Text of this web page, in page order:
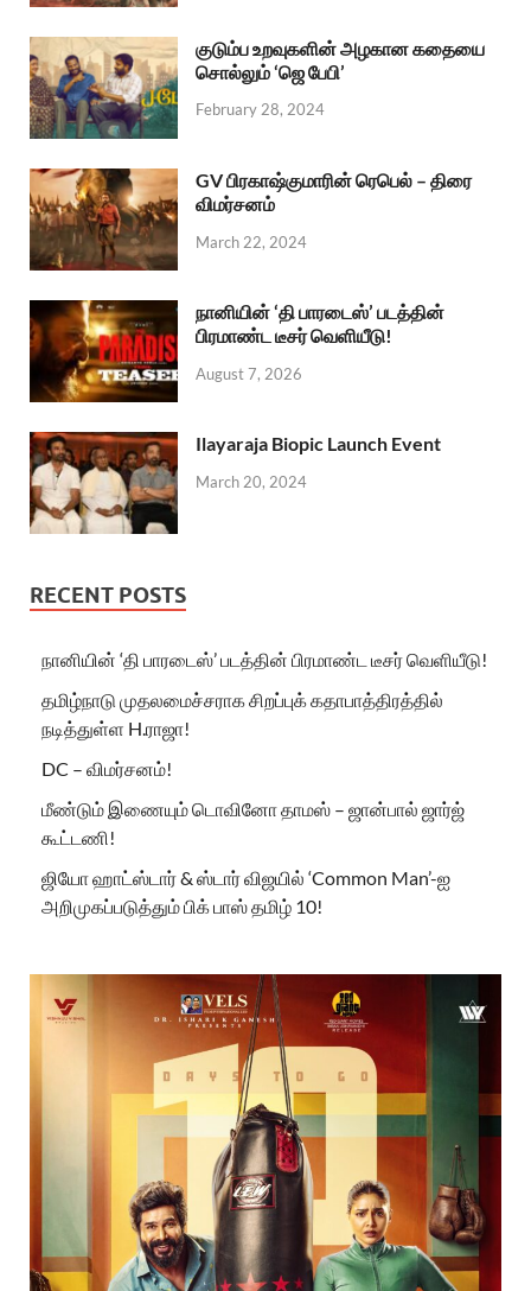
குடும்ப உறவுகளின் அழகான கதையை
சொல்லும் ‘ஜெ பேபி’
February 28, 2024
GV பிரகாஷ்குமாரின் ரெபெல் – திரை
விமர்சனம்
March 22, 2024
நானியின் ‘தி பாரடைஸ்’ படத்தின்
பிரமாண்ட டீசர் வெளியீடு!
August 7, 2026
Ilayaraja Biopic Launch Event
March 20, 2024
RECENT POSTS
நானியின் ‘தி பாரடைஸ்’ படத்தின் பிரமாண்ட டீசர் வெளியீடு!
தமிழ்நாடு முதலமைச்சராக சிறப்புக் கதாபாத்திரத்தில்
நடித்துள்ள H.ராஜா!
DC – விமர்சனம்!
மீண்டும் இணையும் டொவினோ தாமஸ் – ஜான்பால் ஜார்ஜ்
கூட்டணி!
ஜியோ ஹாட்ஸ்டார் & ஸ்டார் விஜயில் ‘Common Man’-ஐ
அறிமுகப்படுத்தும் பிக் பாஸ் தமிழ் 10!